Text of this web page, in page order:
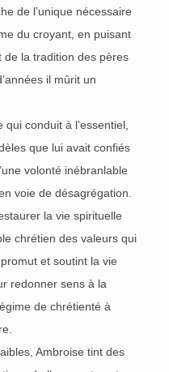
de l’unique nécessaire
du croyant, en puisant
de la tradition des pères
il mûrit un
conduit à l’essentiel,
que lui avait confiés
volonté inébranlable
voie de désagrégation.
la vie spirituelle
chrétien des valeurs qui
et soutint la vie
redonner sens à la
de chrétienté à
Ambroise tint des